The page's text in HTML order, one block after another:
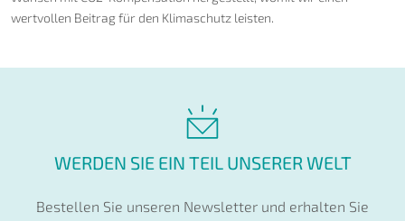
wertvollen Beitrag für den Klimaschutz leisten.
WERDEN SIE EIN TEIL UNSERER WELT
Bestellen Sie unseren Newsletter und erhalten Sie